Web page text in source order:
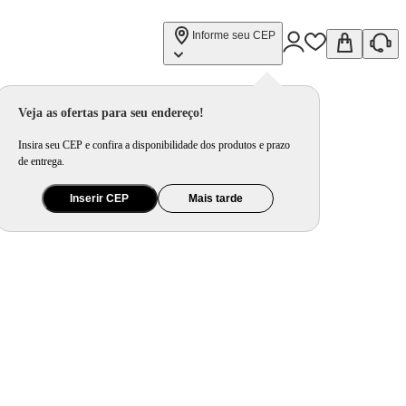
Informe seu CEP
Veja as ofertas para seu endereço!
Insira seu CEP e confira a disponibilidade dos produtos e prazo
de entrega.
Inserir CEP Mais tarde